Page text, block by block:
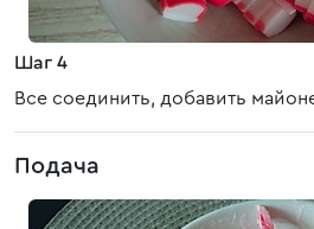
Шаг 4
Все соединить, добавить
Подача